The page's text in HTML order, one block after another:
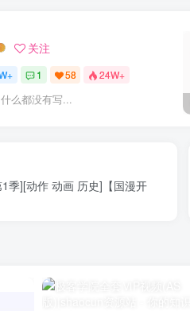
关注
1 58 24W+
么都没有写...
季][动作 动画 历史]【国漫开